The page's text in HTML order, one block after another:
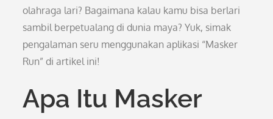
olahraga lari? Bagaimana kalau kamu bisa berlari
sambil berpetualang di dunia maya? Yuk, simak
pengalaman seru menggunakan aplikasi “Masker
Run” di artikel ini!
Apa Itu Masker